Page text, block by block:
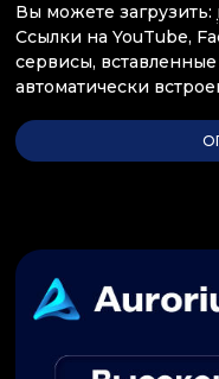
Вы можете загрузить:
Ссылки на YouTube,
сервисы,
автоматически